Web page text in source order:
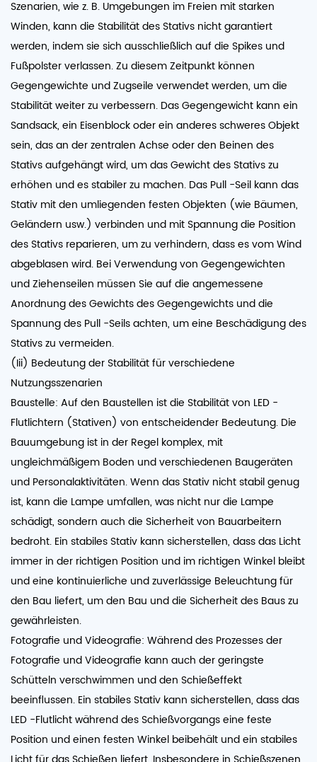
Szenarien, wie z. B. Umgebungen im Freien mit starken
Winden, kann die Stabilität des Stativs nicht garantiert
werden, indem sie sich ausschließlich auf die Spikes und
Fußpolster verlassen. Zu diesem Zeitpunkt können
Gegengewichte und Zugseile verwendet werden, um die
Stabilität weiter zu verbessern. Das Gegengewicht kann ein
Sandsack, ein Eisenblock oder ein anderes schweres Objekt
sein, das an der zentralen Achse oder den Beinen des
Stativs aufgehängt wird, um das Gewicht des Stativs zu
erhöhen und es stabiler zu machen. Das Pull -Seil kann das
Stativ mit den umliegenden festen Objekten (wie Bäumen,
Geländern usw.) verbinden und mit Spannung die Position
des Stativs reparieren, um zu verhindern, dass es vom Wind
abgeblasen wird. Bei Verwendung von Gegengewichten
und Ziehenseilen müssen Sie auf die angemessene
Anordnung des Gewichts des Gegengewichts und die
Spannung des Pull -Seils achten, um eine Beschädigung des
Stativs zu vermeiden.
(Iii) Bedeutung der Stabilität für verschiedene
Nutzungsszenarien
Baustelle: Auf den Baustellen ist die Stabilität von LED -
Flutlichtern (Stativen) von entscheidender Bedeutung. Die
Bauumgebung ist in der Regel komplex, mit
ungleichmäßigem Boden und verschiedenen Baugeräten
und Personalaktivitäten. Wenn das Stativ nicht stabil genug
ist, kann die Lampe umfallen, was nicht nur die Lampe
schädigt, sondern auch die Sicherheit von Bauarbeitern
bedroht. Ein stabiles Stativ kann sicherstellen, dass das Licht
immer in der richtigen Position und im richtigen Winkel bleibt
und eine kontinuierliche und zuverlässige Beleuchtung für
den Bau liefert, um den Bau und die Sicherheit des Baus zu
gewährleisten.
Fotografie und Videografie: Während des Prozesses der
Fotografie und Videografie kann auch der geringste
Schütteln verschwimmen und den Schießeffekt
beeinflussen. Ein stabiles Stativ kann sicherstellen, dass das
LED -Flutlicht während des Schießvorgangs eine feste
Position und einen festen Winkel beibehält und ein stabiles